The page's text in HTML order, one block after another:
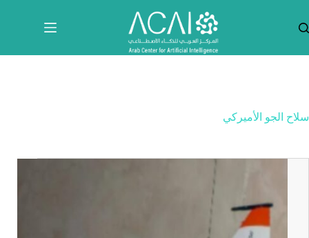
المحتوى
سلاح الجو الأميركي